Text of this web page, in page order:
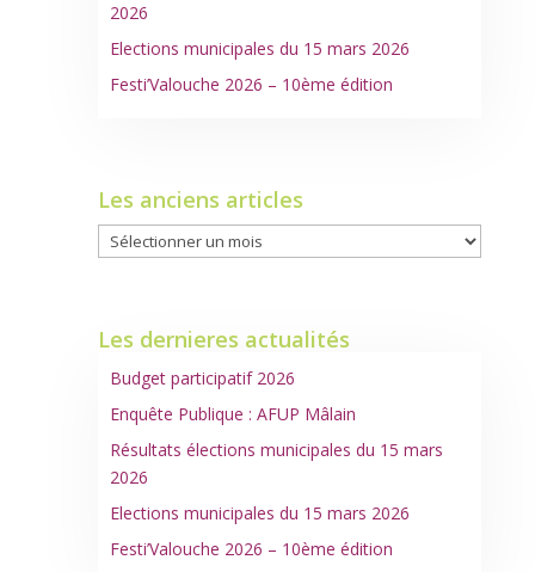
2026
Elections municipales du 15 mars 2026
Festi’Valouche 2026 – 10ème édition
Les anciens articles
Les
anciens
Les dernieres actualités
Budget participatif 2026
Enquête Publique : AFUP Mâlain
Résultats élections municipales du 15 mars
2026
Elections municipales du 15 mars 2026
Festi’Valouche 2026 – 10ème édition